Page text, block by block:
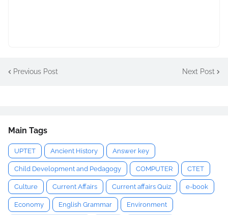
Previous Post Next Post
Main Tags
UPTET Ancient History Answer key
Child Development and Pedagogy COMPUTER CTET
Culture Current Affairs Current affairs Quiz e-book
Economy English Grammar Environment